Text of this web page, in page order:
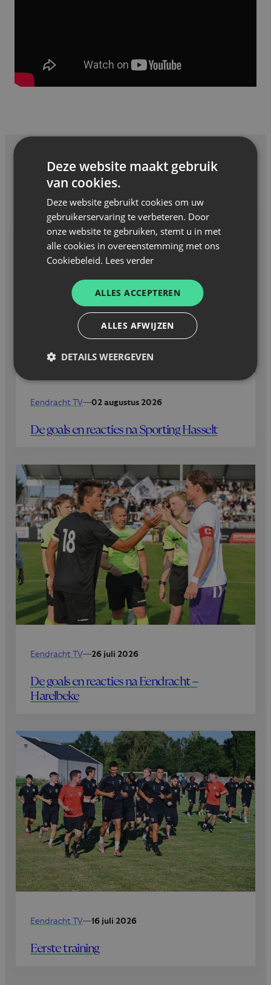
GERELATEERD NIEUWS
Eendracht TV—02 augustus 2026
De goals en reacties na Sporting Hasselt
Eendracht TV—26 juli 2026
De goals en reacties na Eendracht –
Harelbeke
Eendracht TV—16 juli 2026
Eerste training
Deze website maakt gebruik
van cookies.
Deze website gebruikt cookies om uw
gebruikerservaring te verbeteren. Door
onze website te gebruiken, stemt u in met
alle cookies in overeenstemming met ons
Cookiebeleid. Lees verder
ALLES ACCEPTEREN
ALLES AFWIJZEN
DETAILS WEERGEVEN